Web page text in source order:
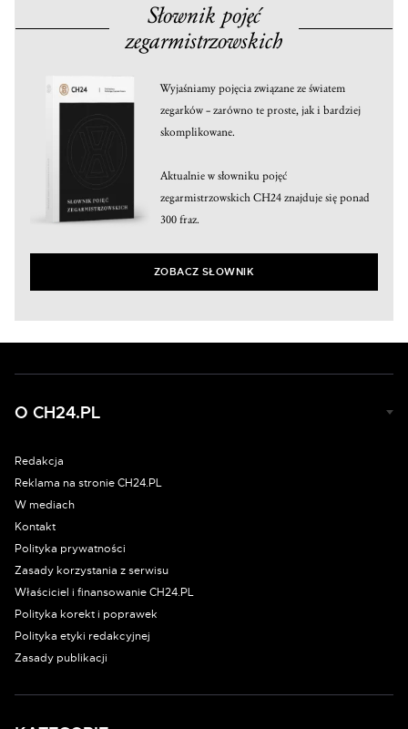
Słownik pojęć
zegarmistrzowskich
Wyjaśniamy pojęcia związane ze światem
zegarków – zarówno te proste, jak i bardziej
skomplikowane.
Aktualnie w słowniku pojęć
zegarmistrzowskich CH24 znajduje się ponad
300 fraz.
ZOBACZ SŁOWNIK
O CH24.PL
Redakcja
Reklama na stronie CH24.PL
W mediach
Kontakt
Polityka prywatności
Zasady korzystania z serwisu
Właściciel i finansowanie CH24.PL
Polityka korekt i poprawek
Polityka etyki redakcyjnej
Zasady publikacji